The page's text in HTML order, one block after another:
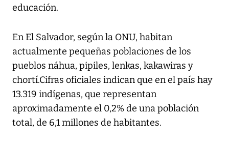
educación.
En El Salvador, según la ONU, habitan
actualmente pequeñas poblaciones de los
pueblos náhua, pipiles, lenkas, kakawiras y
chortí.Cifras oficiales indican que en el país hay
13.319 indígenas, que representan
aproximadamente el 0,2% de una población
total, de 6,1 millones de habitantes.